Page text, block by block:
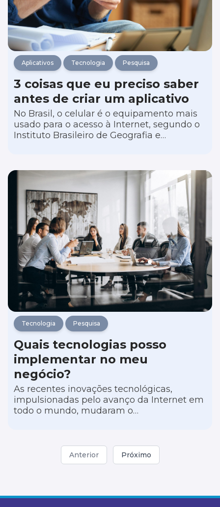
Aplicativos Tecnologia Pesquisa
3 coisas que eu preciso saber
antes de criar um aplicativo
No Brasil, o celular é o equipamento mais
usado para o acesso à Internet, segundo o
Instituto Brasileiro de Geografia e
de 10 anos de idade possui o device. Logo,
garantir que a sua empresa tenha um
canal de comunicação com o público por
meio dos smartphones é fundamental para
vender mais.
Tecnologia Pesquisa
Quais tecnologias posso
implementar no meu
negócio?
As recentes inovações tecnológicas,
impulsionadas pelo avanço da Internet em
todo o mundo, mudaram o
setores da sociedade.
Anterior Próximo